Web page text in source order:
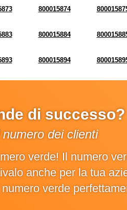
800015874
800015884
800015894
di successo?
dei clienti
verde! Il numero
anche per la tua
verde